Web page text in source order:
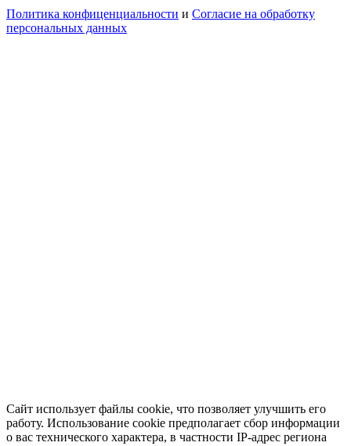
Политика конфиценциальности и Согласие на обработку
персональных данных
Сайт использует файлы cookie, что позволяет улучшить его
работу. Использование cookie предполагает сбор информации
о вас технического характера, в частности IP-адрес региона